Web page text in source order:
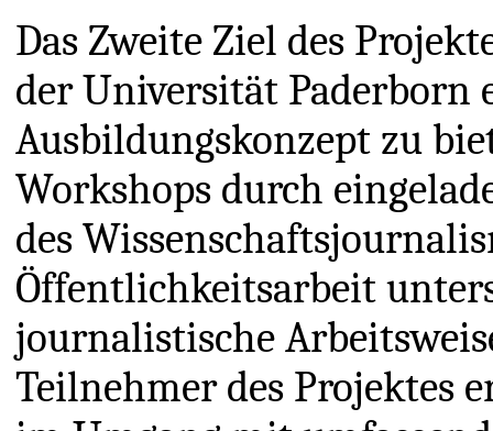
Das Zweite Ziel des
der Universität Paderborn
Ausbildungskonzept zu
Workshops durch
des
Öffentlichkeitsarbeit
journalistische
Teilnehmer des Projektes